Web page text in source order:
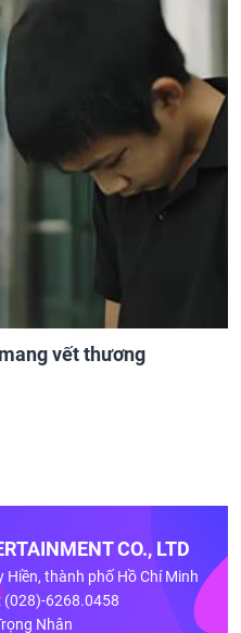
vết thương
CO., LTD
thành phố Hồ Chí Minh
(028)-6268.0458
Nhân